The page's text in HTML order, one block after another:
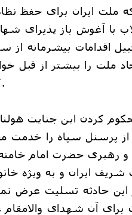
ملت ایران برای حفظ
با آغوش باز پذیرای
اقدامات بیشرمانه از
ملت را بیشتر از قبل
کرد.
کردن این جنایت
پرسنل سپاه را خدمت
رهبری حضرت امام
ایران و به ویژه
حادثه تسلیت عرض
برای آن شهدای والامقام